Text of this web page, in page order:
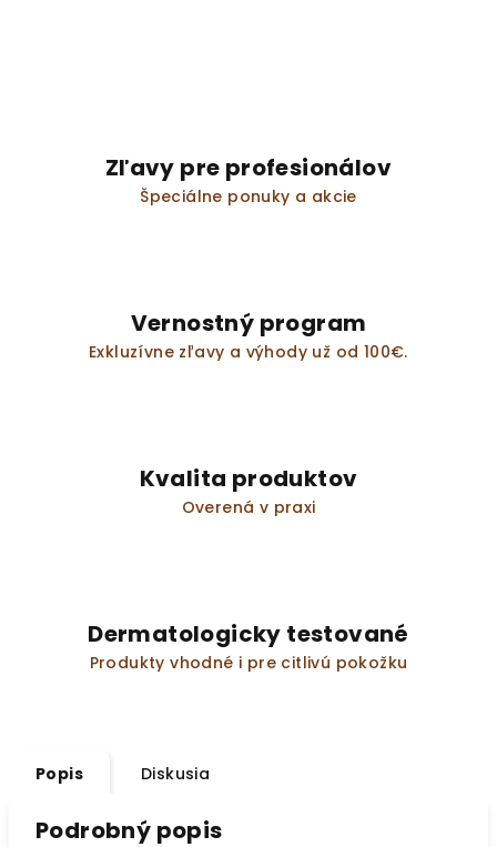
Zľavy pre profesionálov
Špeciálne ponuky a akcie
Vernostný program
Exkluzívne zľavy a výhody už od 100€.
Kvalita produktov
Overená v praxi
Dermatologicky testované
Produkty vhodné i pre citlivú pokožku
Popis Diskusia
Podrobný popis